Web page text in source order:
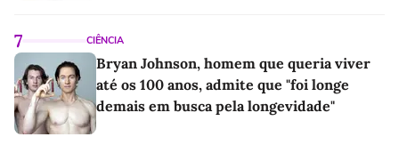
7 CIÊNCIA
Bryan Johnson, homem que queria viver
até os 100 anos, admite que "foi longe
demais em busca pela longevidade"